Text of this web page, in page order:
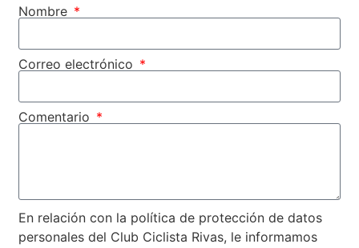
Nombre
Correo electrónico
Comentario
En relación con la política de protección de datos
personales del Club Ciclista Rivas, le informamos